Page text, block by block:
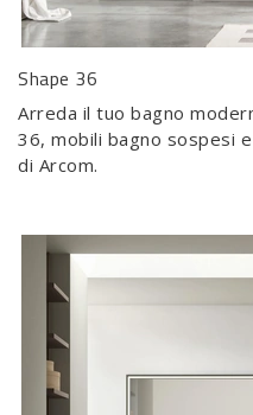
Shape 36
Arreda il tuo bagno
36, mobili bagno sospesi
di Arcom.